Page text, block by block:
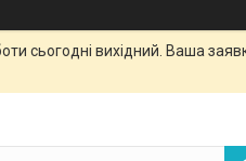
сьогодні вихідний. Ваша